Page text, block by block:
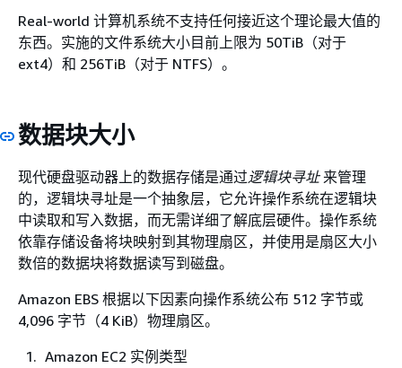
Real-world 计算机系统不支持任何接近这个理论最大值的
东西。实施的文件系统大小目前上限为 50TiB（对于
ext4）和 256TiB（对于 NTFS）。
数据块大小
现代硬盘驱动器上的数据存储是通过逻辑块寻址来管理
的，逻辑块寻址是一个抽象层，它允许操作系统在逻辑块
中读取和写入数据，而无需详细了解底层硬件。操作系统
依靠存储设备将块映射到其物理扇区，并使用是扇区大小
数倍的数据块将数据读写到磁盘。
Amazon EBS 根据以下因素向操作系统公布 512 字节或
4,096 字节（4 KiB）物理扇区。
Amazon EC2 实例类型